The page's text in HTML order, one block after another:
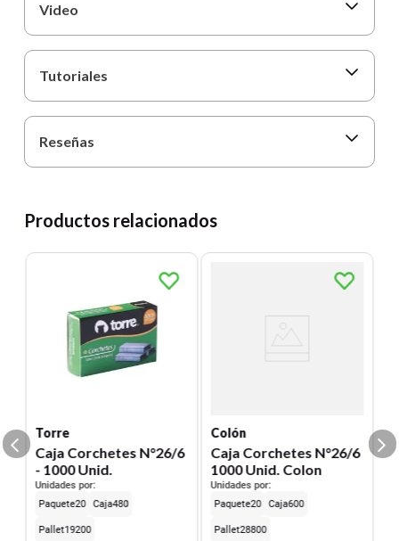
Video
Tutoriales
Reseñas
Productos relacionados
Torre
Caja Corchetes N°26/6
- 1000 Unid.
Unidades por:
20
480
19200
Colón
Caja Corchetes N°26/6
1000 Unid. Colon
Unidades por:
20
600
28800